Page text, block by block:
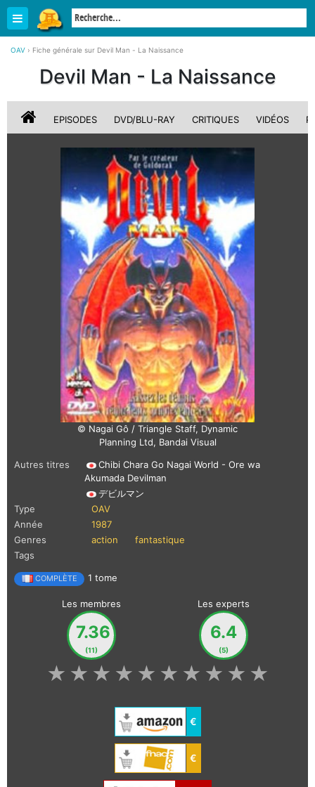
OAV › Fiche générale sur Devil Man - La Naissance
Devil Man - La Naissance
EPISODES DVD/BLU-RAY CRITIQUES VIDÉOS
© Nagai Gô / Triangle Staff, Dynamic
Planning Ltd, Bandai Visual
Autres titres
Chibi Chara Go Nagai World - Ore wa
Akumada Devilman
デビルマン
Type
OAV
Année
1987
Genres
action
fantastique
Tags
COMPLÈTE 1 tome
Les membres
7.36
(11)
Les experts
6.4
(5)
★
★
★
★
★
★
★
★
★
★
€
€